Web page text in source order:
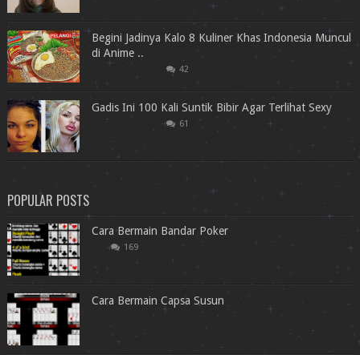
Begini Jadinya Kalo 8 Kuliner Khas Indonesia Muncul
di Anime ..
42
Gadis Ini 100 Kali Suntik Bibir Agar Terlihat Sexy
61
POPULAR POSTS
Cara Bermain Bandar Poker
169
Cara Bermain Capsa Susun